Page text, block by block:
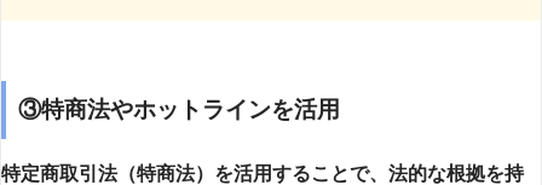
③特商法やホットラインを活用
特定商取引法（特商法）を活用することで、法的な根拠を持